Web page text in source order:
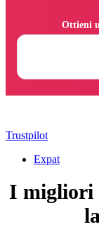
Trustpilot
Expat
I migliori